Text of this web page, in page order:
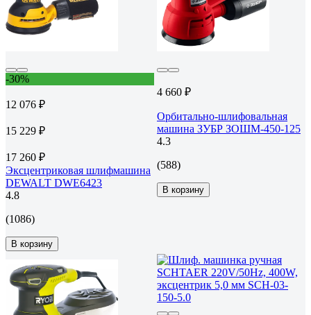
-30%
12 076 ₽
15 229 ₽
17 260 ₽
Эксцентриковая шлифмашина
DEWALT DWE6423
4.8
(1086)
В корзину
4 660 ₽
Орбитально-шлифовальная
машина ЗУБР ЗОШМ-450-125
4.3
(588)
В корзину